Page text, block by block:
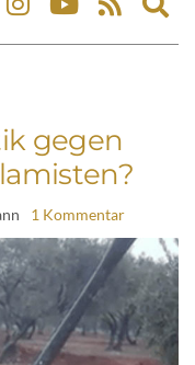
gegen
1 Kommentar